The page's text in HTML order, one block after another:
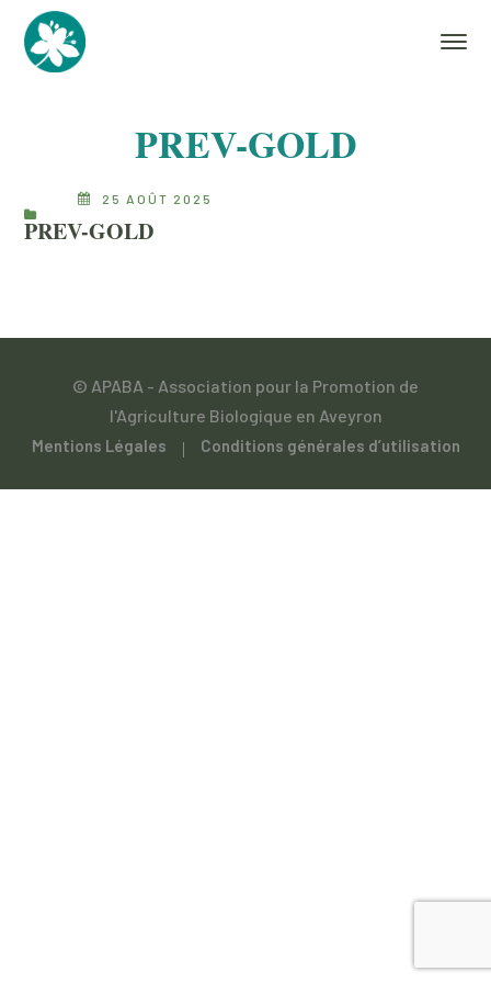
PREV-GOLD
25 AOÛT 2025
PREV-GOLD
© APABA - Association pour la Promotion de
l'Agriculture Biologique en Aveyron
Mentions Légales Conditions générales d’utilisation